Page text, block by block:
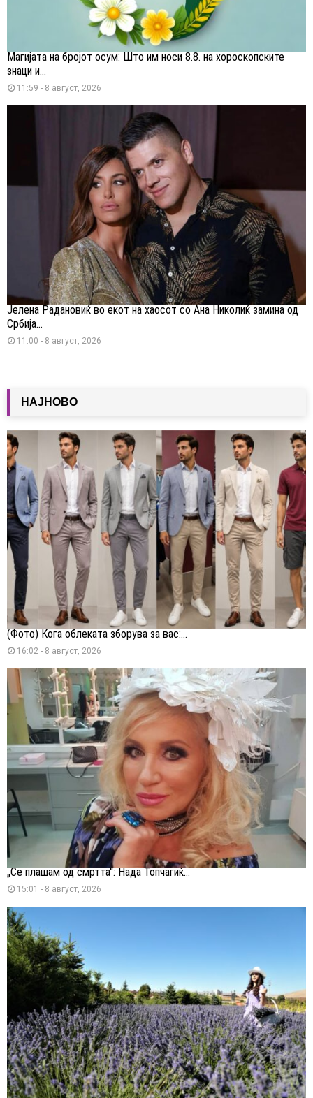
Магијата на бројот осум: Што им носи 8.8. на хороскопските
знаци и...
11:59 - 8 август, 2026
Јелена Радановиќ во екот на хаосот со Ана Николиќ замина од
Србија...
11:00 - 8 август, 2026
НАЈНОВО
(Фото) Кога облеката зборува за вас:...
16:02 - 8 август, 2026
„Се плашам од смртта“: Нада Топчагиќ...
15:01 - 8 август, 2026